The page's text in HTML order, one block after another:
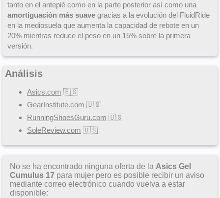
tanto en el antepié como en la parte posterior así como una
amortiguación más suave gracias a la evolución del FluidRide
en la mediosuela que aumenta la capacidad de rebote en un
20% mientras reduce el peso en un 15% sobre la primera
versión.
Análisis
Asics.com 🇪🇸
GearInstitute.com 🇺🇸
RunningShoesGuru.com 🇺🇸
SoleReview.com 🇺🇸
No se ha encontrado ninguna oferta de la Asics Gel
Cumulus 17 para mujer pero es posible recibir un aviso
mediante correo electrónico cuando vuelva a estar
disponible: